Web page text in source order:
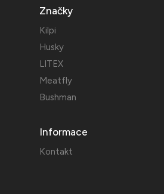
Značky
Kilpi
Husky
LITEX
Meatfly
Bushman
Informace
Kontakt